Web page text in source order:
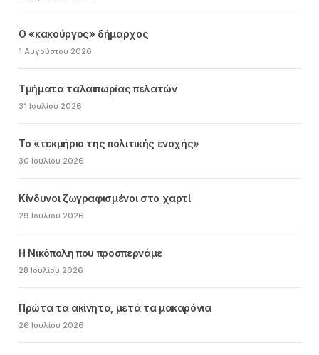
Ο «κακούργος» δήμαρχος
1 Αυγούστου 2026
Τμήματα ταλαιπωρίας πελατών
31 Ιουλίου 2026
Το «τεκμήριο της πολιτικής ενοχής»
30 Ιουλίου 2026
Κίνδυνοι ζωγραφισμένοι στο χαρτί
29 Ιουλίου 2026
Η Νικόπολη που προσπερνάμε
28 Ιουλίου 2026
Πρώτα τα ακίνητα, μετά τα μακαρόνια
26 Ιουλίου 2026